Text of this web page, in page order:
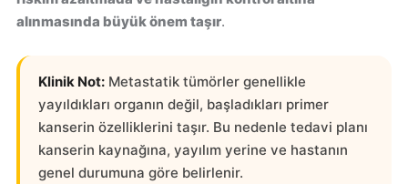
alınmasında büyük önem taşır.
Klinik Not: Metastatik tümörler genellikle
yayıldıkları organın değil, başladıkları primer
kanserin özelliklerini taşır. Bu nedenle tedavi planı
kanserin kaynağına, yayılım yerine ve hastanın
genel durumuna göre belirlenir.